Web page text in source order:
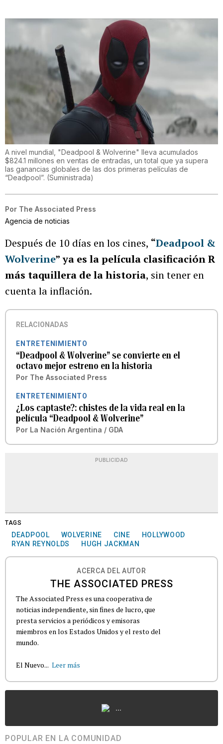
A nivel mundial, "Deadpool & Wolverine" lleva acumulados
$824.1 millones en ventas de entradas, un total que ya supera
las ganancias globales de las dos primeras películas de
“Deadpool”. (Suministrada)
Por The Associated Press
Agencia de noticias
Después de 10 días en los cines, “Deadpool &
Wolverine” ya es la película clasificación R
más taquillera de la historia, sin tener en
cuenta la inflación.
RELACIONADAS
ENTRETENIMIENTO
“Deadpool & Wolverine” se convierte en el
octavo mejor estreno en la historia
Por The Associated Press
ENTRETENIMIENTO
¿Los captaste?: chistes de la vida real en la
película “Deadpool & Wolverine”
Por La Nación Argentina / GDA
PUBLICIDAD
TAGS
DEADPOOL WOLVERINE CINE
HOLLYWOOD
RYAN REYNOLDS
HUGH JACKMAN
ACERCA DEL AUTOR
THE ASSOCIATED PRESS
The Associated Press es una cooperativa de
noticias independiente, sin fines de lucro, que
presta servicios a periódicos y emisoras
miembros en los Estados Unidos y el resto del
mundo.
El Nuevo... Leer más
...
POPULAR EN LA COMUNIDAD